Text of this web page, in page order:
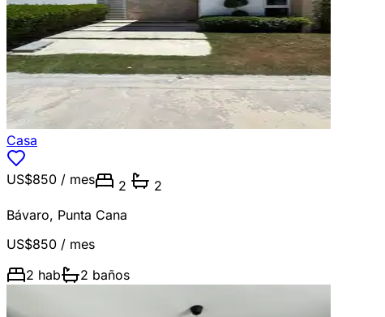
Casa
US$850 / mes 2
2
Bávaro, Punta Cana
US$850 / mes
2 hab 2 baños